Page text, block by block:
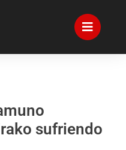
sufriendo